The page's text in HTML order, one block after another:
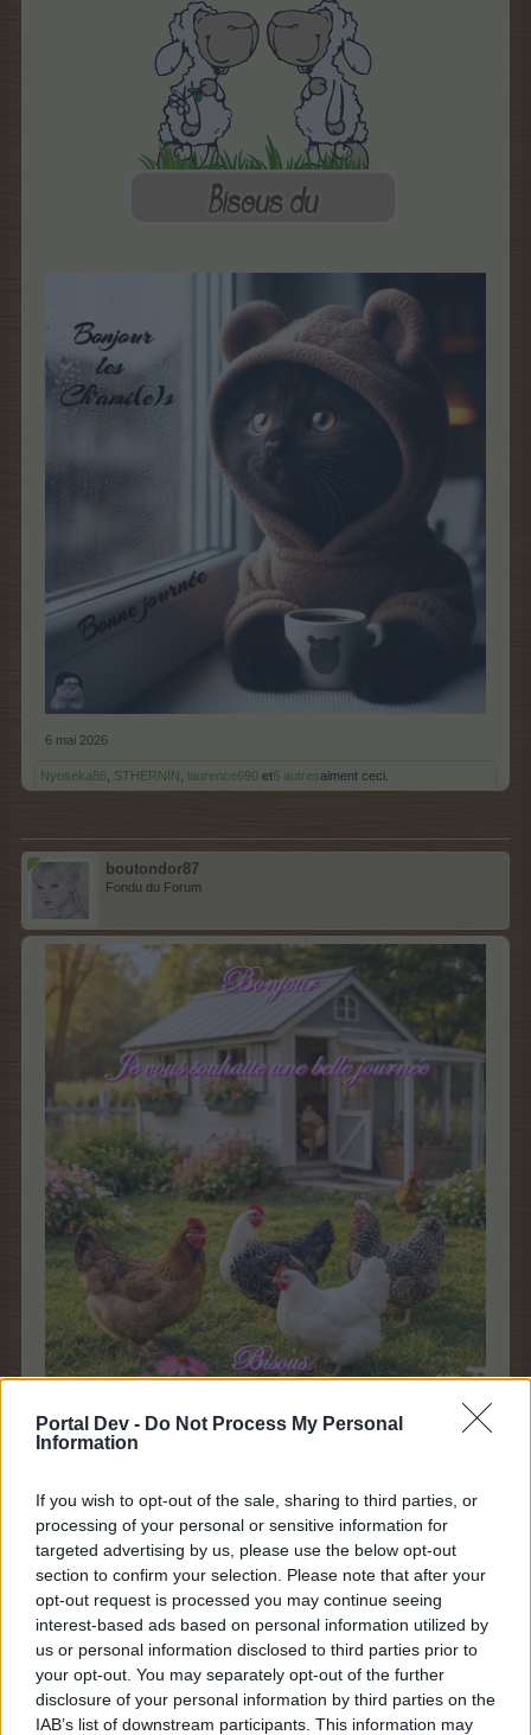
Portal Dev - Do Not Process My Personal
Information
If you wish to opt-out of the sale, sharing to third parties, or
processing of your personal or sensitive information for
targeted advertising by us, please use the below opt-out
section to confirm your selection. Please note that after your
opt-out request is processed you may continue seeing
interest-based ads based on personal information utilized by
us or personal information disclosed to third parties prior to
your opt-out. You may separately opt-out of the further
disclosure of your personal information by third parties on the
IAB’s list of downstream participants. This information may
6 mai 2026
Nyoseka86 STHERNIN laurence690 et6 autresaiment ceci.
boutondor87
Fondu du Forum
6 mai 2026
STHERNIN
Légende vivante du forum